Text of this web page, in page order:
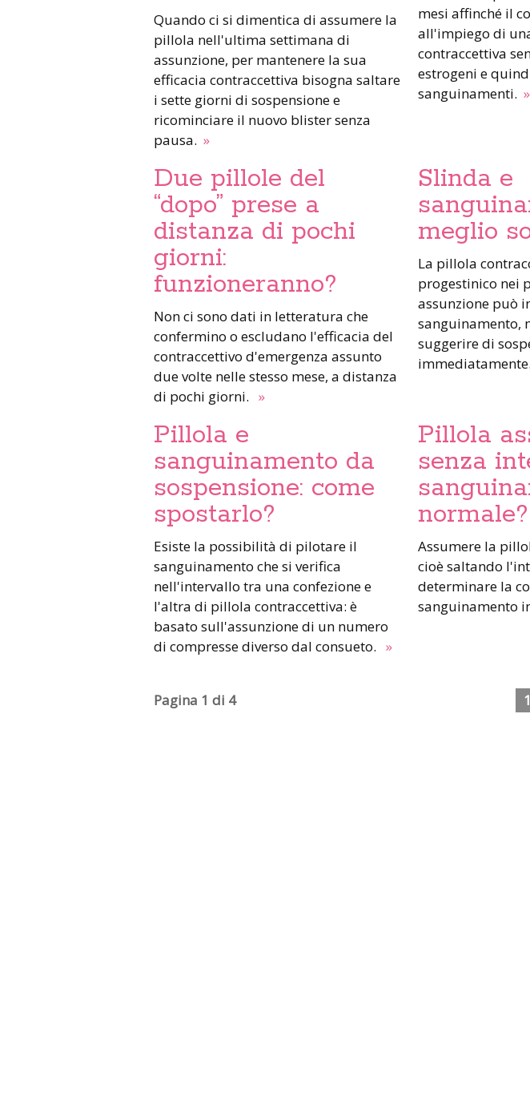
Quando ci si dimentica di assumere la
pillola nell'ultima settimana di
assunzione, per mantenere la sua
efficacia contraccettiva bisogna saltare
i sette giorni di sospensione e
ricominciare il nuovo blister senza
pausa. »
mesi affinché il
all'impiego di
contraccettiva
estrogeni e
sanguinamenti. »
Due pillole del
“dopo” prese a
distanza di pochi
giorni:
funzioneranno?
Non ci sono dati in letteratura che
confermino o escludano l'efficacia del
contraccettivo d'emergenza assunto
due volte nelle stesso mese, a distanza
di pochi giorni. »
Slinda e
meglio
La pillola
progestinico nei
assunzione può
sanguinamento,
suggerire di
immediatamente.
Pillola e
sanguinamento da
sospensione: come
spostarlo?
Esiste la possibilità di pilotare il
sanguinamento che si verifica
nell'intervallo tra una confezione e
l'altra di pillola contraccettiva: è
basato sull'assunzione di un numero
di compresse diverso dal consueto. »
Pillola
senza
normale?
Assumere la
cioè saltando
determinare la
sanguinamento
Pagina 1 di 4 1